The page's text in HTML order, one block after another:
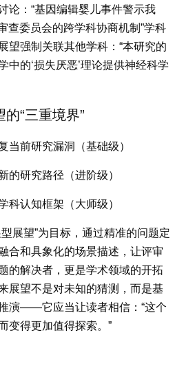
论：“基因编辑婴儿事件警示我
查委员会的跨学科协商机制”学科
望强制关联其他学科：“本研究的
中的‘损失厌恶’理论提供神经科学
“三重境界”
当前研究漏洞（基础级）
的研究路径（进阶级）
科认知框架（大师级）
展望”为目标，通过精准的问题定
合和具象化的场景描述，让评审
的解决者，更是学术领域的开拓
展望不是对未知的猜测，而是基
演——它应当让读者相信：“这个
变得更加值得探索。”